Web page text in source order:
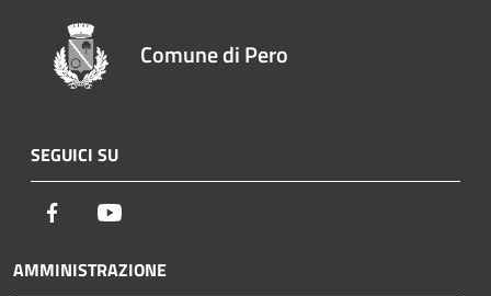
Comune di Pero
SEGUICI SU
Facebook
AMMINISTRAZIONE